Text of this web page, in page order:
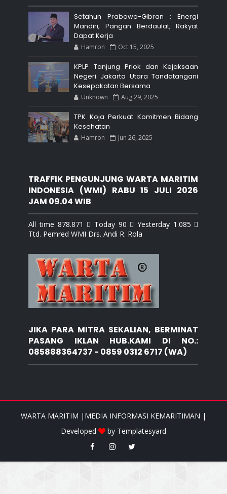
Setahun Prabowo-Gibran : Energi
Mandiri, Pangan Berdaulat, Rakyat
Dapat Kerja
Hamron Oct 15, 2025
KPLP Tanjung Priok dan Kejaksaan
Negeri Jakarta Utara Tandatangani
Kesepakatan Bersama
Unknown Aug 29, 2025
TPK Koja Perkuat Komitmen Bidang
Kesehatan
Hamron Jun 26, 2025
TRAFFIK PENGUNJUNG WARTA MARITIM
INDONESIA (WMI) RABU 15 JULI 2026
JAM 09.04 WIB
All time 878.871  Today 90  Yesterday 1.085 
Ttd. Pemred WMI Drs. Andi R. Rola
JIKA PARA MITRA SEKALIAN, BERMINAT
PASANG IKLAN HUB.KAMI DI NO.:
085888364737 - 0859 0312 6717 (WA)
WARTA MARITIM |MEDIA INFORMASI KEMARITIMAN |
Developed
by Templatesyard